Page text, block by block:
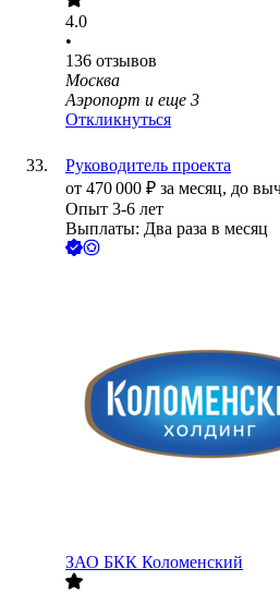
4.0
•
136 отзывов
Москва
Аэропорт и еще 3
Откликнуться
Руководитель проекта
от 470 000 ₽ за месяц, до
Опыт 3-6 лет
Выплаты: Два раза в месяц
ЗАО БКК Коломенский